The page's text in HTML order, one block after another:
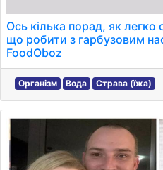
Ось кілька порад, як легко
що робити з гарбузовим
FoodOboz
Організм Вода Страва (їжа)